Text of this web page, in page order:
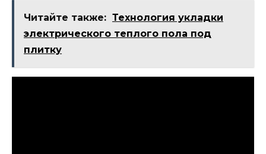
Читайте также: Технология укладки
электрического теплого пола под
плитку